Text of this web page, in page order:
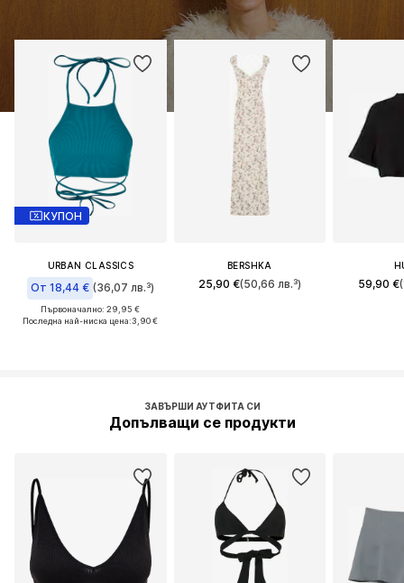
КУПОН
URBAN CLASSICS
От 18,44 € (36,07 лв.³)
Първоначално: 29,95 €
Последна най-ниска цена:3,90 €
BERSHKA
25,90 €(50,66 лв.³) 59,90 €
ЗАВЪРШИ АУТФИТА СИ
Допълващи се продукти